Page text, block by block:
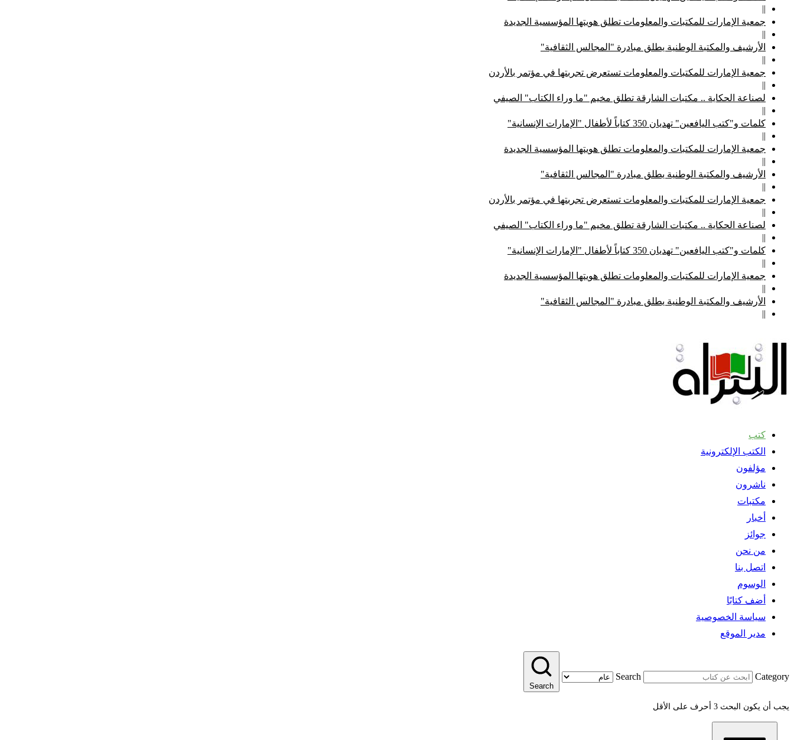
||
جمعية الإمارات للمكتبات والمعلومات تطلق هويتها المؤسسية الجديدة
||
الأرشيف والمكتبة الوطنية يطلق مبادرة "المجالس الثقافية"
||
جمعية الإمارات للمكتبات والمعلومات تستعرض تجربتها في مؤتمر بالأردن
||
لصناعة الحكاية .. مكتبات الشارقة تطلق مخيم "ما وراء الكتاب" الصيفي
||
كلمات و"كتب اليافعين" تهديان 350 كتاباً لأطفال "الإمارات الإنسانية"
||
جمعية الإمارات للمكتبات والمعلومات تطلق هويتها المؤسسية الجديدة
||
الأرشيف والمكتبة الوطنية يطلق مبادرة "المجالس الثقافية"
||
جمعية الإمارات للمكتبات والمعلومات تستعرض تجربتها في مؤتمر بالأردن
||
لصناعة الحكاية .. مكتبات الشارقة تطلق مخيم "ما وراء الكتاب" الصيفي
||
كلمات و"كتب اليافعين" تهديان 350 كتاباً لأطفال "الإمارات الإنسانية"
||
جمعية الإمارات للمكتبات والمعلومات تطلق هويتها المؤسسية الجديدة
||
الأرشيف والمكتبة الوطنية يطلق مبادرة "المجالس الثقافية"
||
كتب
الكتب الإلكترونية
مؤلفون
ناشرون
مكتبات
أخبار
جوائز
من نحن
اتصل بنا
الوسوم
أضف كتابًا
سياسة الخصوصية
مدير الموقع
Search Category
Search
يجب أن يكون البحث 3 أحرف على الأقل